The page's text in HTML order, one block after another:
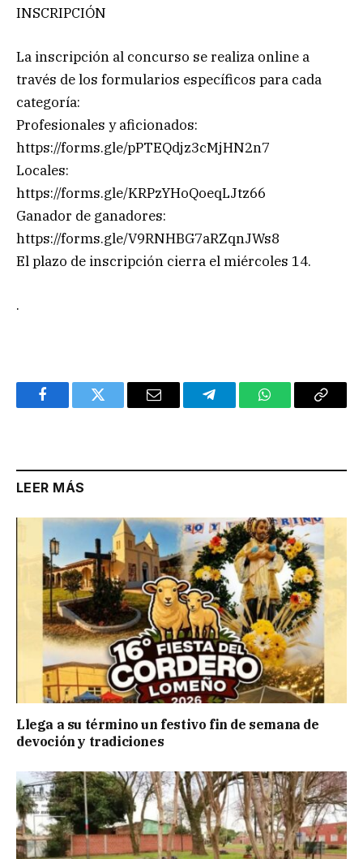
INSCRIPCIÓN
La inscripción al concurso se realiza online a
través de los formularios específicos para cada
categoría:
Profesionales y aficionados:
https://forms.gle/pPTEQdjz3cMjHN2n7
Locales:
https://forms.gle/KRPzYHoQoeqLJtz66
Ganador de ganadores:
https://forms.gle/V9RNHBG7aRZqnJWs8
El plazo de inscripción cierra el miércoles 14.
.
FacebookTwitter Email TelegramWhatsAppCopy
LEER MÁS
Llega a su término un festivo fin de semana de
devoción y tradiciones